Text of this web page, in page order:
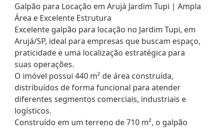
Galpão para Locação em Arujá Jardim Tupi | Ampla
Área e Excelente Estrutura
Excelente galpão para locação no Jardim Tupi, em
Arujá/SP, ideal para empresas que buscam espaço,
praticidade e uma localização estratégica para
suas operações.
O imóvel possui 440 m² de área construída,
distribuídos de forma funcional para atender
diferentes segmentos comerciais, industriais e
logísticos.
Construído em um terreno de 710 m², o galpão